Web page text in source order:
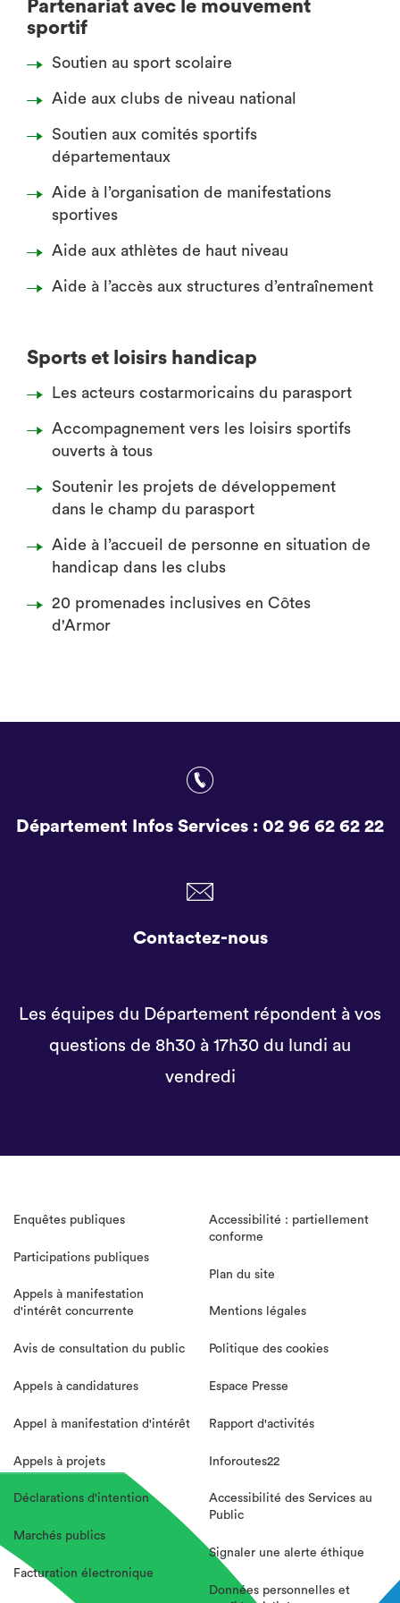
Partenariat avec le mouvement
sportif
Soutien au sport scolaire
Aide aux clubs de niveau national
Soutien aux comités sportifs
départementaux
Aide à l’organisation de manifestations
sportives
Aide aux athlètes de haut niveau
Aide à l’accès aux structures d’entraînement
Sports et loisirs handicap
Les acteurs costarmoricains du parasport
Accompagnement vers les loisirs sportifs
ouverts à tous
Soutenir les projets de développement
dans le champ du parasport
Aide à l’accueil de personne en situation de
handicap dans les clubs
20 promenades inclusives en Côtes
d'Armor
Département Infos Services : 02 96 62 62 22
Contactez-nous
Les équipes du Département répondent à vos
questions de 8h30 à 17h30 du lundi au
vendredi
Enquêtes publiques
Participations publiques
Appels à manifestation
d'intérêt concurrente
Avis de consultation du public
Appels à candidatures
Appel à manifestation d'intérêt
Appels à projets
Déclarations d'intention
Marchés publics
Facturation électronique
Accessibilité : partiellement
conforme
Plan du site
Mentions légales
Politique des cookies
Espace Presse
Rapport d'activités
Inforoutes22
Accessibilité des Services au
Public
Signaler une alerte éthique
Données personnelles et